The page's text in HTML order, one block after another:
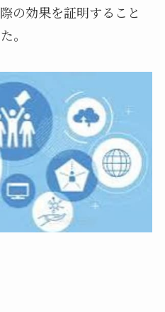
の効果を証明すること
。